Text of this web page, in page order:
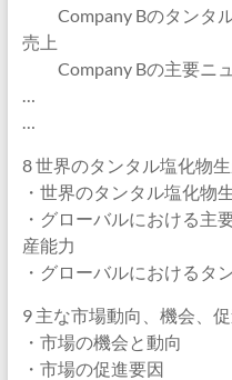
Company Bのタンタル
売上
Company Bの主要ニュ
…
…
8 世界のタンタル塩化物
・世界のタンタル塩化物
・グローバルにおける主
産能力
・グローバルにおけるタ
9 主な市場動向、機会、
・市場の機会と動向
・市場の促進要因